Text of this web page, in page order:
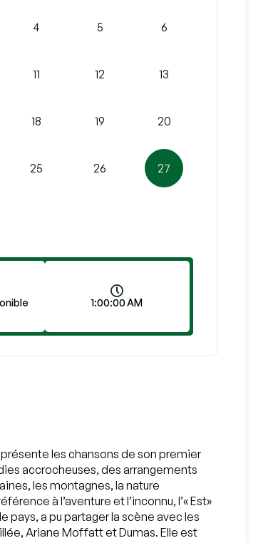
4 5 6
11 12 13
18 19 20
25 26 27
1:00:00 AM
les chansons de son premier
accrocheuses, des arrangements
les montagnes, la nature
à l’aventure et l’inconnu, l’« Est»
pays, a pu partager la scène avec les
Ariane Moffatt et Dumas. Elle est